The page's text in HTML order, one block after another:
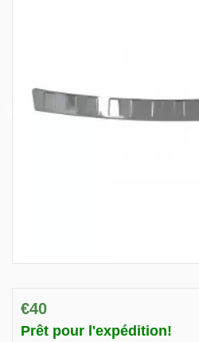
€40
Prêt pour l'expédition!